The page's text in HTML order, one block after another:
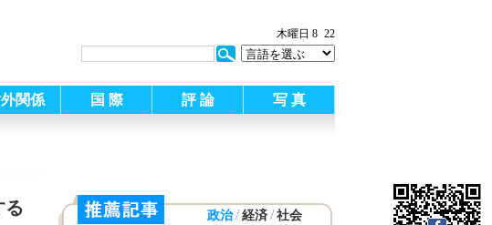
木曜日 8 22
関係 国 際 評 論 写 真
る
政治 / 経済 / 社会